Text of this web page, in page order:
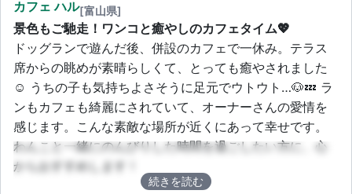
カフェ ハル[富山県]
景色もご馳走！ワンコと癒やしのカフェタイム💖
ドッグランで遊んだ後、併設のカフェで一休み。テラス
席からの眺めが素晴らしくて、とっても癒やされました
☺️ うちの子も気持ちよさそうに足元でウトウト…🐶💤 ラ
ンもカフェも綺麗にされていて、オーナーさんの愛情を
感じます。こんな素敵な場所が近くにあって幸せです。
わんこと一緒にのんびりした時間を過ごしたい方に、心
からおすすめします！
続きを読む